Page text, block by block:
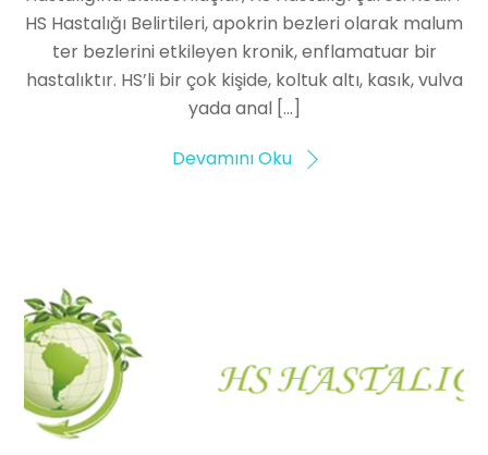
HS Hastalığı Belirtileri, apokrin bezleri olarak malum
ter bezlerini etkileyen kronik, enflamatuar bir
hastalıktır. HS’li bir çok kişide, koltuk altı, kasık, vulva
yada anal […]
Devamını Oku